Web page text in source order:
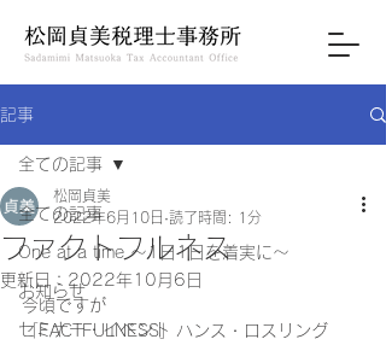
記事
全ての記事
One at a time ～1日1日を着実に～
お知らせ
セミナー・イベント
全ての記事
ファクトフルネス
松岡貞美
2022年6月10日 読了時間: 1分
更新日： 2022年10月6日
今頃ですが
「FACTFULNESS」ハンス・ロスリング